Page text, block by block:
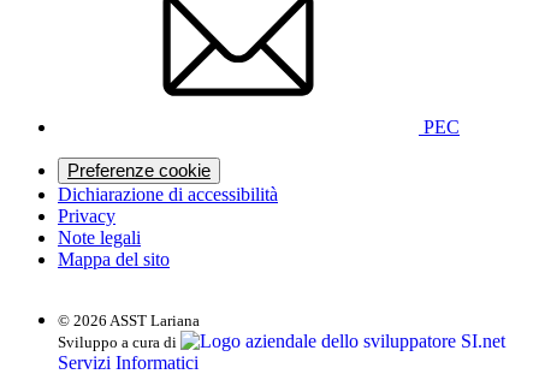
PEC
Preferenze cookie
Dichiarazione di accessibilità
Privacy
Note legali
Mappa del sito
© 2026 ASST Lariana
Sviluppo a cura di
SI.net
Servizi Informatici